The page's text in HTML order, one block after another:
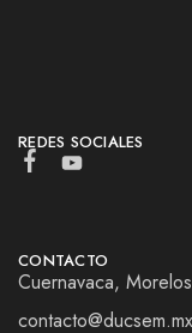
REDES SOCIALES
CONTACTO
Cuernavaca, Morelos
contacto@ducsem.mx